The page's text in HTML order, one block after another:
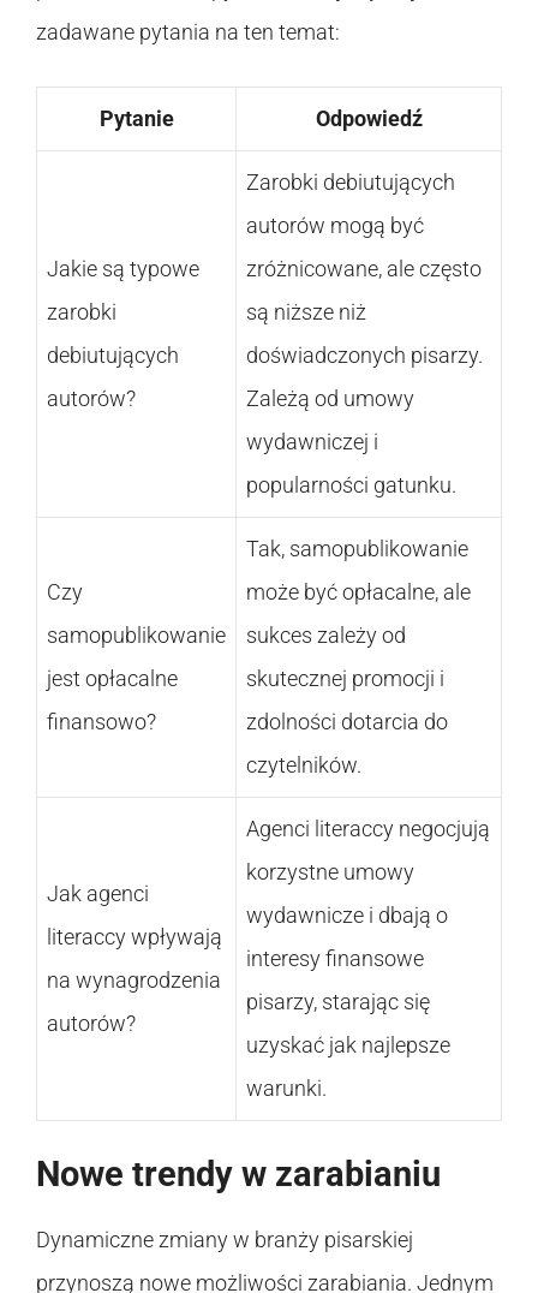
zadawane pytania na ten temat:
Pytanie Odpowiedź
Jakie są typowe
zarobki
debiutujących
autorów?
Zarobki debiutujących
autorów mogą być
zróżnicowane, ale często
są niższe niż
doświadczonych pisarzy.
Zależą od umowy
wydawniczej i
popularności gatunku.
Czy
samopublikowanie
jest opłacalne
finansowo?
Tak, samopublikowanie
może być opłacalne, ale
sukces zależy od
skutecznej promocji i
zdolności dotarcia do
czytelników.
Jak agenci
literaccy wpływają
na wynagrodzenia
autorów?
Agenci literaccy negocjują
korzystne umowy
wydawnicze i dbają o
interesy finansowe
pisarzy, starając się
uzyskać jak najlepsze
warunki.
Nowe trendy w zarabianiu
Dynamiczne zmiany w branży pisarskiej
przynoszą nowe możliwości zarabiania. Jednym